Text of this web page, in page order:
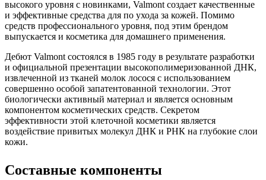
высокого уровня с новинками, Valmont создает качественные
и эффективные средства для по ухода за кожей. Помимо
средств профессионального уровня, под этим брендом
выпускается и косметика для домашнего применения.
Дебют Valmont состоялся в 1985 году в результате разработки
и официальной презентации высокополимеризованной ДНК,
извлеченной из тканей молок лосося с использованием
совершенно особой запатентованной технологии. Этот
биологически активный материал и является основным
компонентом косметических средств. Секретом
эффективности этой клеточной косметики является
воздействие привитых молекул ДНК и РНК на глубокие слои
кожи.
Составные компоненты